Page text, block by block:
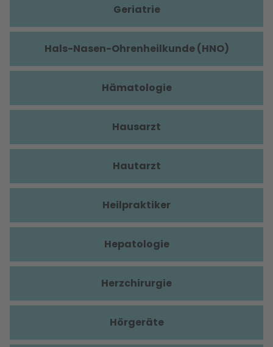
Geriatrie
Hals-Nasen-Ohrenheilkunde (HNO)
Hämatologie
Hausarzt
Hautarzt
Heilpraktiker
Hepatologie
Herzchirurgie
Hörgeräte